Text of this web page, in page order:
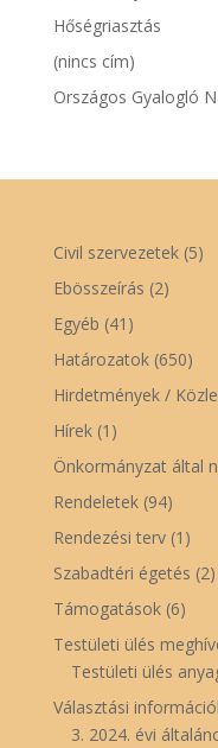
Hőségriasztás
(nincs cím)
Országos Gyalogló
Civil szervezetek(5)
Ebösszeírás (2)
Egyéb (41)
Határozatok(650)
Hirdetmények /
Hírek(1)
Önkormányzat által
Rendeletek(94)
Rendezési terv(1)
Szabadtéri égetés (2)
Támogatások(6)
Testületi ülés
Testületi ülés
Választási
3. 2024. évi